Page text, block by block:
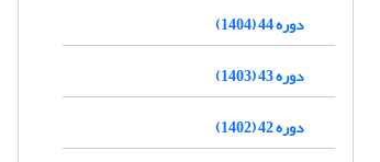
دوره 44 (1404)
دوره 43 (1403)
دوره 42 (1402)